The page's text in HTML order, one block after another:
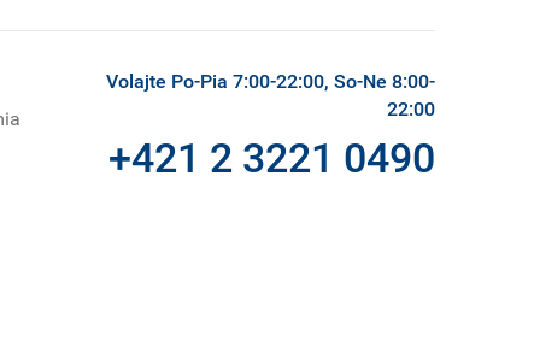
Volajte Po-Pia 7:00-22:00, So-Ne 8:00-
22:00
+421 2 3221 0490